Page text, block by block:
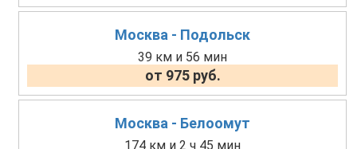
Москва - Подольск
39 км и 56 мин
от 975 руб.
Москва - Белоомут
174 км и 2 ч 45 мин